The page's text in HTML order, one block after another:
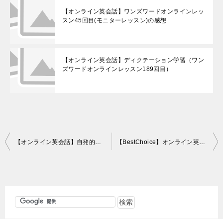
【オンライン英会話】ワンズワードオンラインレッ
スン45回目(モニターレッスン)の感想
【オンライン英会話】ディクテーション学習（ワン
ズワードオンラインレッスン189回目）
投